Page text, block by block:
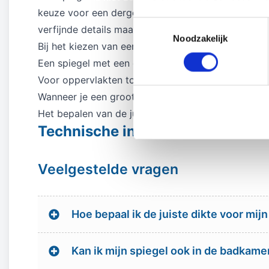
Noodzakelijk
keuze voor een dergelijke spiegel op maat past
verfijnde details maakt dat elke spiegel uniek
Bij het kiezen van een bronzen spiegel, is het
Een spiegel met een dikte van 5 mm is ideaal
Voor oppervlakten tot 2 m² kun je beter een
Wanneer je een groot oppervlak hebt,
Het bepalen van de juiste dikte zorgt niet alleen
Technische informatie
Veelgestelde vragen
Hoe bepaal ik de juiste dikte voor
Kan ik mijn spiegel ook in de